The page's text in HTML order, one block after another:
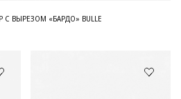
ВЫРЕЗОМ «БАРДО» BULLE